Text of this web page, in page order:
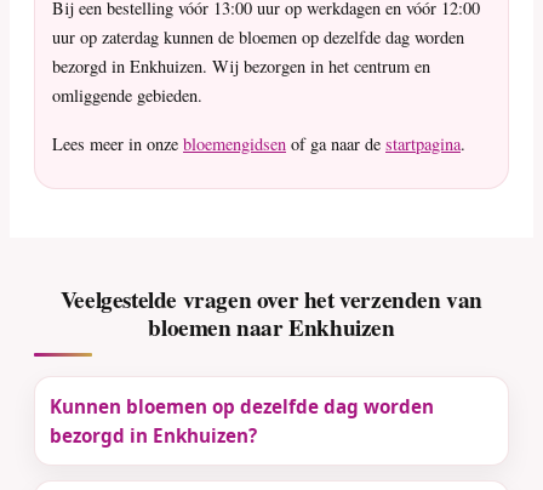
Bij een bestelling vóór 13:00 uur op werkdagen en vóór 12:00
uur op zaterdag kunnen de bloemen op dezelfde dag worden
bezorgd in Enkhuizen. Wij bezorgen in het centrum en
omliggende gebieden.
Lees meer in onze bloemengidsen of ga naar de startpagina.
Veelgestelde vragen over het verzenden van
bloemen naar Enkhuizen
Kunnen bloemen op dezelfde dag worden
bezorgd in Enkhuizen?